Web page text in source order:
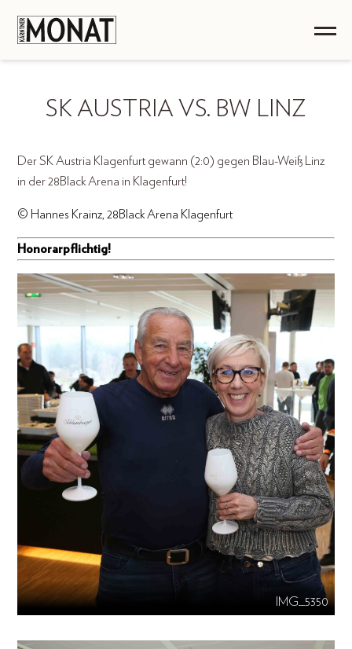
SK AUSTRIA VS. BW LINZ
Der SK Austria Klagenfurt gewann (2:0) gegen Blau-Weiß Linz
in der 28Black Arena in Klagenfurt!
© Hannes Krainz, 28Black Arena Klagenfurt
Honorarpflichtig!
IMG_5350